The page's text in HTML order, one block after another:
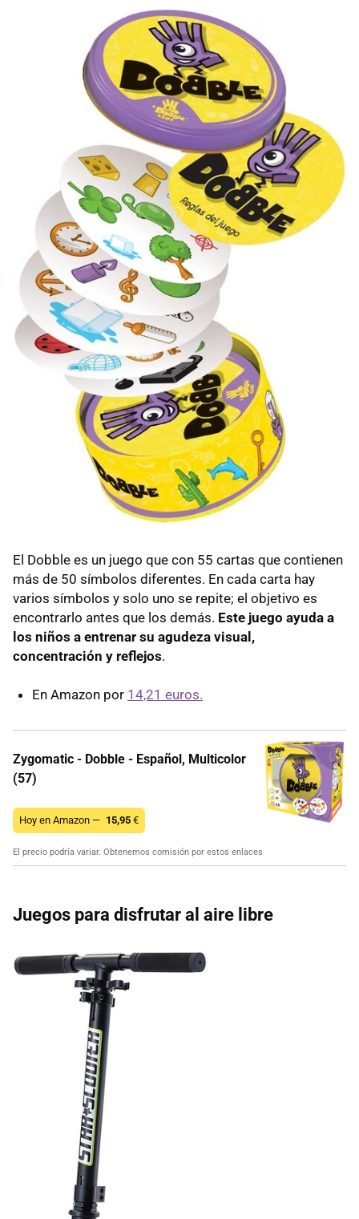
El Dobble es un juego que con 55 cartas que contienen
más de 50 símbolos diferentes. En cada carta hay
varios símbolos y solo uno se repite; el objetivo es
encontrarlo antes que los demás. Este juego ayuda a
los niños a entrenar su agudeza visual,
concentración y reflejos.
En Amazon por 14,21 euros.
Zygomatic - Dobble - Español, Multicolor
(57)
Hoy en Amazon — 15,95 €
El precio podría variar. Obtenemos comisión por estos enlaces
Juegos para disfrutar al aire libre